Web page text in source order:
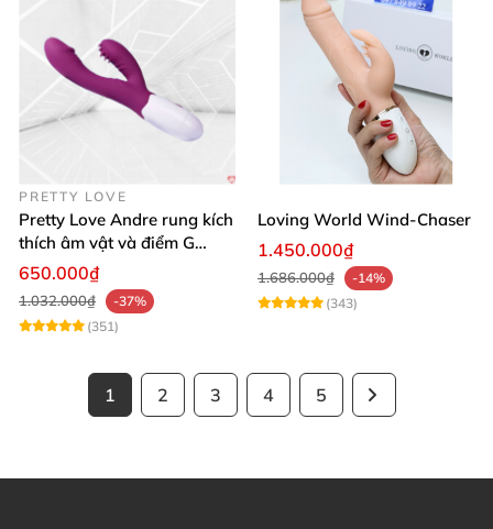
PRETTY LOVE
Pretty Love Andre rung kích
thích âm vật và điểm G
mạnh mẽ
650.000₫
1.032.000₫
-37%
(351)
Loving World Wind-Chaser
1.450.000₫
1.686.000₫
-14%
(343)
1 2 3 4 5